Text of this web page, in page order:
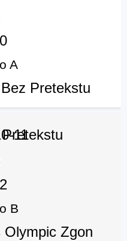
0
A
Pretekstu
11
2
B
Zgon